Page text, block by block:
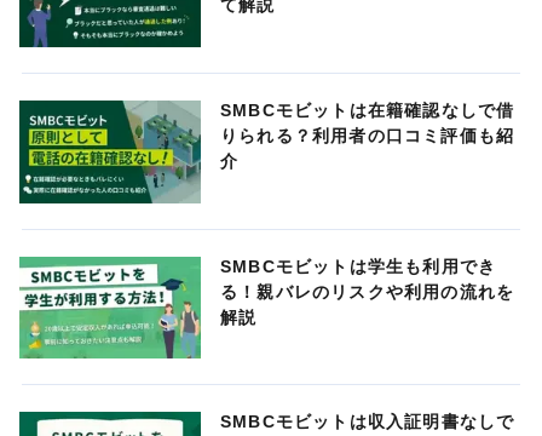
て解説
SMBCモビットは在籍確認なしで借
りられる？利用者の口コミ評価も紹
介
SMBCモビットは学生も利用でき
る！親バレのリスクや利用の流れを
解説
SMBCモビットは収入証明書なしで